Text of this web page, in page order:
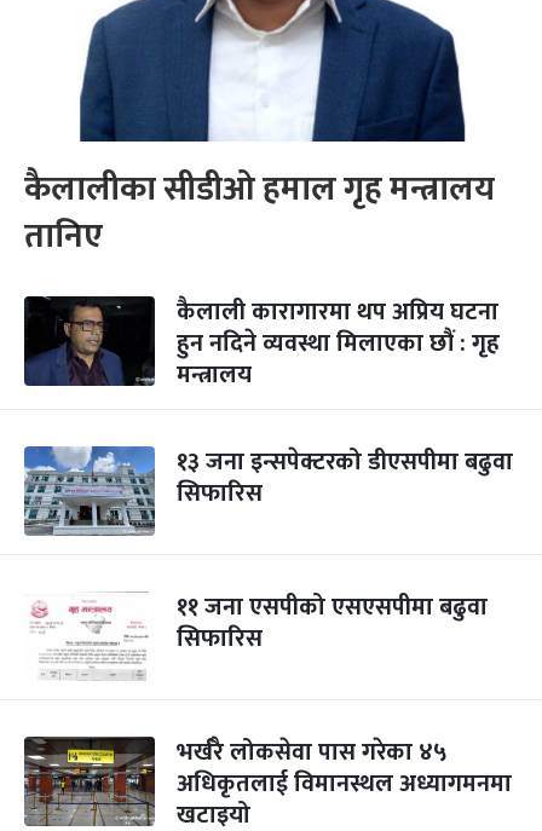
कैलालीका सीडीओ हमाल गृह मन्त्रालय
तानिए
कैलाली कारागारमा थप अप्रिय घटना
हुन नदिने व्यवस्था मिलाएका छौं : गृह
मन्त्रालय
१३ जना इन्सपेक्टरको डीएसपीमा बढुवा
सिफारिस
११ जना एसपीको एसएसपीमा बढुवा
सिफारिस
भर्खरै लोकसेवा पास गरेका ४५
अधिकृतलाई विमानस्थल अध्यागमनमा
खटाइयो